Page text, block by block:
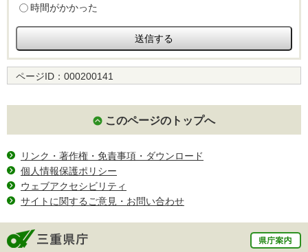
時間がかかった
ページID： 000200141
このページのトップへ
リンク・著作権・免責事項・ダウンロード
個人情報保護ポリシー
ウェブアクセシビリティ
サイトに関するご意見・お問い合わせ